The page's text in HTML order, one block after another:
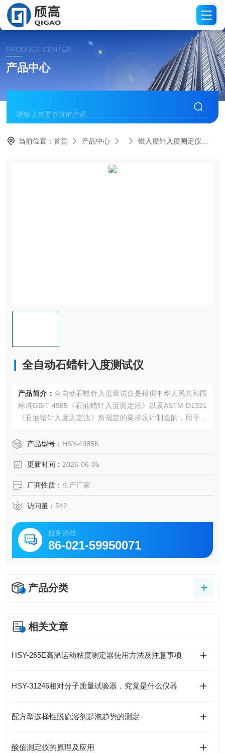
PRODUCT CENTER
产品中心
当前位置：首页 产品中心 锥入度针入度测定仪
全自动石蜡针入度测试仪
产品简介： 全自动石蜡针入度测试仪是根据中华人民共和国
标准GB/T 4985《石油蜡针入度测定法》以及ASTM D1321
《石油蜡针入度测定法》所规定的要求设计制造的，用于测
细粒、粉剂、胶体、冻体等材料，以及乳酪、糖胶、牛油、
公路工程及其他工业部门都可广泛应用。
产品型号： HSY-4985K
更新时间： 2026-06-05
厂商性质： 生产厂家
访问量： 542
服务热线
86-021-59950071
产品分类
相关文章
HSY-265E高温运动粘度测定器使用方法及注意事项
HSY-31246相对分子质量试验器，究竟是什么仪器
配方型选择性脱硫溶剂起泡趋势的测定
酸值测定仪的原理及应用